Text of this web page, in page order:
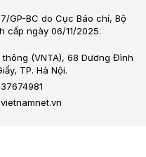
GP-BC do Cục Báo chí, Bộ
cấp ngày 06/11/2025.
(VNTA), 68 Dương Đình
TP. Hà Nội.